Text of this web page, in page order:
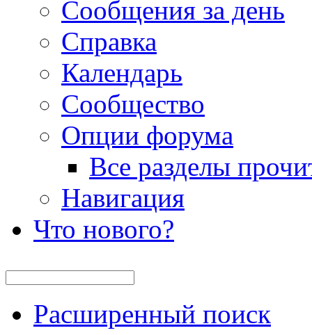
Сообщения за день
Справка
Календарь
Сообщество
Опции форума
Все разделы
Навигация
Что нового?
Расширенный поиск